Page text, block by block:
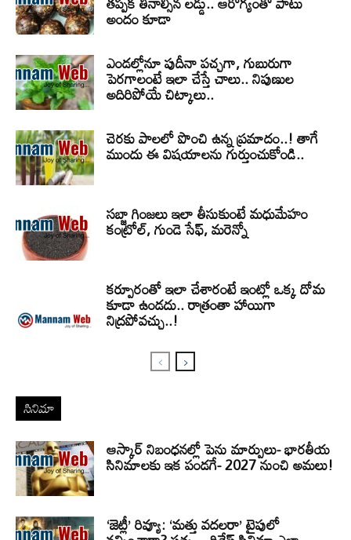
అందం కూడా
ఎండల్లోనూ పుదీనా పచ్చగా, గుబురుగా
పెరగాలంటే ఇలా చేస్తే చాలు.. నిపుణుల
అదిరిపోయే చిట్కాలు..
చెరకు పాలలో పొంచి ఉన్న ప్రమాదం..! తాగే
ముందు ఈ విషయాలను గుర్తుంచుకోండి..
సబ్జా గింజలు ఇలా తీసుకుంటే మధుమేహం
కంట్రోల్, గుండె సేఫ్, మరెన్నో
కర్పూరంతో ఇలా చేశారంటే ఇంట్లో ఒక్క దోమ
కూడా ఉండదు.. రాత్రంతా హాయిగా
నిద్రపోవచ్చు..!
సినిమా
ఆస్కార్ నిబంధనల్లో పెను మార్పులు- భారతీయ
సినిమాలకు ఇక పండగే- 2027 నుంచి అమలు!
‘జెట్లీ’ రివ్యూ: ‘మత్తు వదలరా’ టైపులో